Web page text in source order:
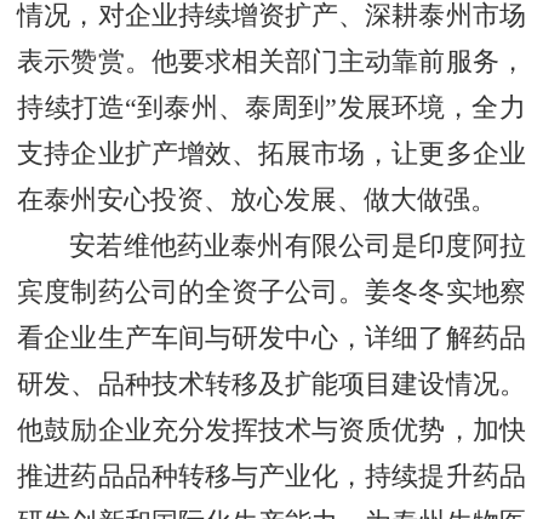
情况，对企业持续增资扩产、深耕泰州市场
表示赞赏。他要求相关部门主动靠前服务，
持续打造“到泰州、泰周到”发展环境，全力
支持企业扩产增效、拓展市场，让更多企业
在泰州安心投资、放心发展、做大做强。
安若维他药业泰州有限公司是印度阿拉
宾度制药公司的全资子公司。姜冬冬实地察
看企业生产车间与研发中心，详细了解药品
研发、品种技术转移及扩能项目建设情况。
他鼓励企业充分发挥技术与资质优势，加快
推进药品品种转移与产业化，持续提升药品